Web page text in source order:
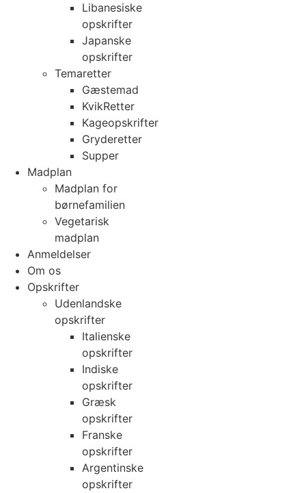
Libanesiske
opskrifter
Japanske
opskrifter
Temaretter
Gæstemad
KvikRetter
Kageopskrifter
Gryderetter
Supper
Madplan
Madplan for
børnefamilien
Vegetarisk
madplan
Anmeldelser
Om os
Opskrifter
Udenlandske
opskrifter
Italienske
opskrifter
Indiske
opskrifter
Græsk
opskrifter
Franske
opskrifter
Argentinske
opskrifter